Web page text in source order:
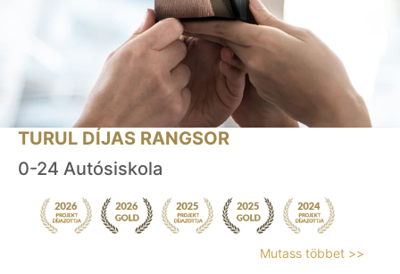
TURUL DÍJAS RANGSOR
0-24 Autósiskola
Mutass többet >>